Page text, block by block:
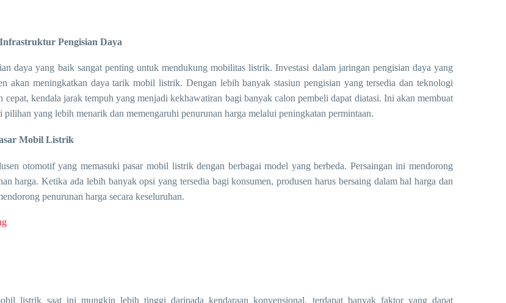
Pengisian Daya
daya yang baik sangat penting untuk mendukung mobilitas listrik. Investasi dalam jaringan pengisian daya yang
akan meningkatkan daya tarik mobil listrik. Dengan lebih banyak stasiun pengisian yang tersedia dan teknologi
cepat, kendala jarak tempuh yang menjadi kekhawatiran bagi banyak calon pembeli dapat diatasi. Ini akan membuat
yang lebih menarik dan memengaruhi penurunan harga melalui peningkatan permintaan.
Mobil Listrik
otomotif yang memasuki pasar mobil listrik dengan berbagai model yang berbeda. Persaingan ini mendorong
harga. Ketika ada lebih banyak opsi yang tersedia bagi konsumen, produsen harus bersaing dalam hal harga dan
penurunan harga secara keseluruhan.
listrik saat ini mungkin lebih tinggi daripada kendaraan konvensional, terdapat banyak faktor yang dapat